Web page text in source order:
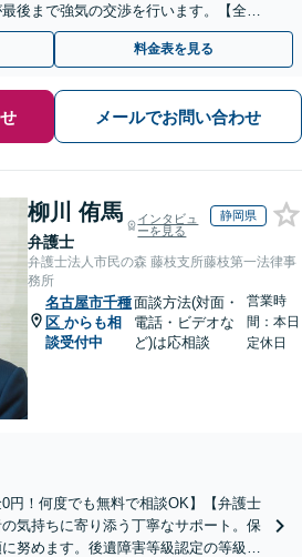
後まで強気の交渉を行います。【全国
さい。
料金表を見る
メールでお問い合わせ
柳川 侑馬
弁護士
インタビュ
ーを見る
静岡県
弁護士法人市民の森 藤枝支所藤枝第一法律事
務所
名古屋市千種
区 からも相
談受付中
面談方法(対面・
電話・ビデオな
ど)は応相談
営業時
間：本日
定休日
0円！何度でも無料で相談OK】【弁護士
気持ちに寄り添う丁寧なサポート。保
努めます。後遺障害等級認定の等級ア